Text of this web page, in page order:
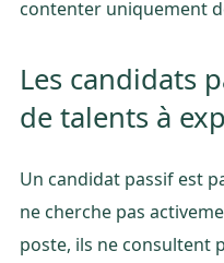
contenter uniquement
Les candidats
de talents à
Un candidat passif est
ne cherche pas
poste, ils ne consultent